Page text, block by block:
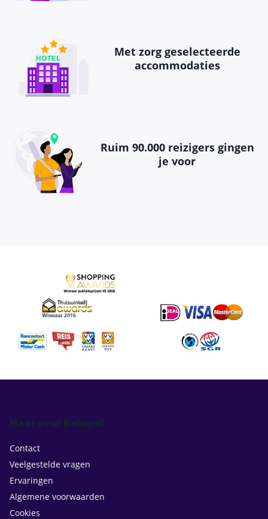
Met zorg geselecteerde
accommodaties
Ruim 90.000 reizigers gingen
je voor
Meer over Bebsy.nl
Contact
Veelgestelde vragen
Ervaringen
Algemene voorwaarden
Cookies